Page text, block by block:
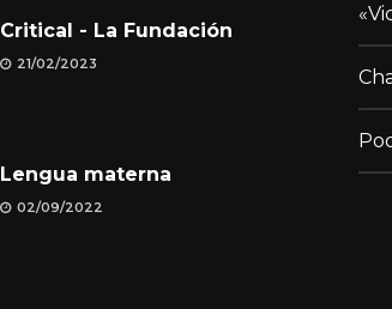
Critical - La Fundación
21/02/2023
Lengua materna
02/09/2022